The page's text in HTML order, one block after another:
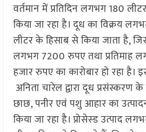
वर्तमान में प्रतिदिन लगभग 180
किया जा रहा है। दूध का विक्रय
लीटर के हिसाब से किया जाता है,
लगभग 7200 रुपए तथा प्रतिमाह
हजार रुपए का कारोबार हो रहा है।
अनिता चारेल द्वारा दूध प्रसंस्करण
छाछ, पनीर एवं पशु आहार का
किया जा रहा है। प्रोसेस्ड उत्पाद